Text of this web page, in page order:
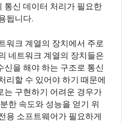
통신 데이터 처리가 필요한
됩니다.
워크 계열의 장치에서 주로
네트워크 계열의 장치들은
신을 해야 하는 구조로 통신
리할 수 있어야 하기 때문에
는 구현하기 어려운 경우가
한 속도와 성능을 얻기 위
용 소프트웨어가 필요하게